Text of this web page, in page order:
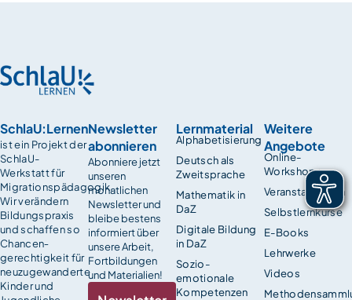
SchlaU:Lernen
ist ein Projekt der
SchlaU-
Werkstatt für
Migrationspädagogik.
Wir verändern
Bildungspraxis
und schaffen so
Chancen­
gerechtigkeit für
neuzugewanderte
Kinder und
Lernmaterial
Alphabetisierung
Deutsch als
Zweitsprache
Mathematik in
DaZ
Digitale Bildung
in DaZ
Sozio-
emotionale
Kompetenzen
Weitere
Angebote
Online-
Workshops
Veranstaltungen
Selbstlernkurse
E-Books
Lehrwerke
Videos
Newsletter
abonnieren
Abonniere jetzt
unseren
monatlichen
Newsletter und
bleibe bestens
informiert über
unsere Arbeit,
Fortbildungen
und Materialien!